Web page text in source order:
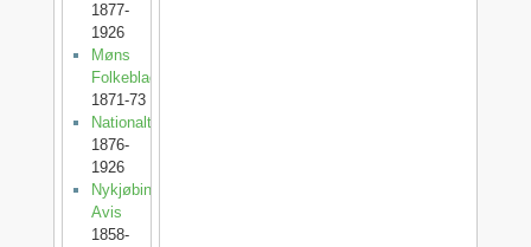
1877-
1926
Møns
Folkeblad
1871-73
Nationaltidende
1876-
1926
Nykjøbing
Avis
1858-